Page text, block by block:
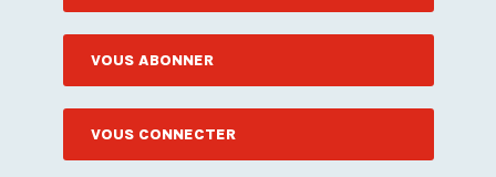
VOUS ABONNER
VOUS CONNECTER